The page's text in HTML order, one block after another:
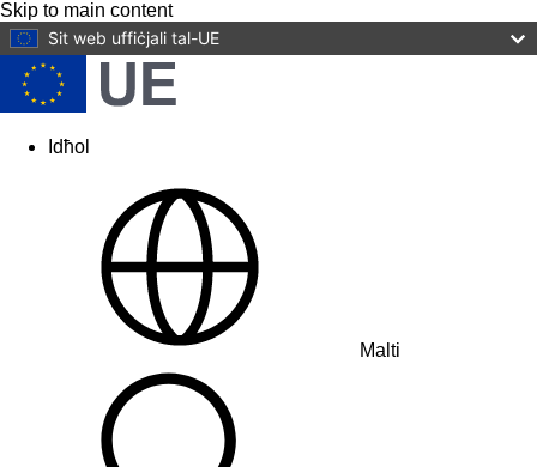
Skip to main content
Sit web uffiċjali tal-UE
Idħol
Malti